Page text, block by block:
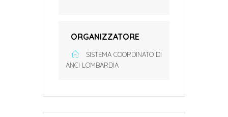
ORGANIZZATORE
SISTEMA COORDINATO DI
ANCI LOMBARDIA